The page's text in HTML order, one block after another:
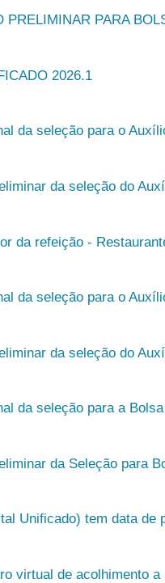
PRELIMINAR PARA
2026.1
da seleção para o
da seleção do
da refeição -
da seleção para o
da seleção do
da seleção para a
da Seleção para
Unificado) tem data de
virtual de acolhimento